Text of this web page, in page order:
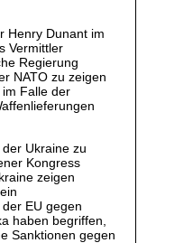
Henry Dunant im
Vermittler
Regierung
NATO zu zeigen
Falle der
Ukraine zu
Kongress
zeigen
EU gegen
haben begriffen,
Sanktionen gegen